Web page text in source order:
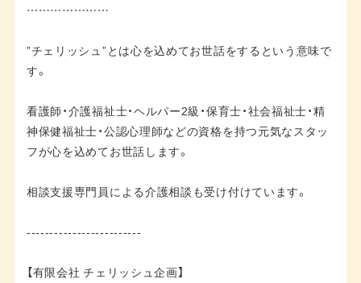
…………………
”チェリッシュ”とは心を込めてお世話をするという意味で
す。
看護師・介護福祉士・ヘルパー2級・保育士・社会福祉士・精
神保健福祉士・公認心理師などの資格を持つ元気なスタッ
フが心を込めてお世話します。
相談支援専門員による介護相談も受け付けています。
-------------------------
【有限会社 チェリッシュ企画】